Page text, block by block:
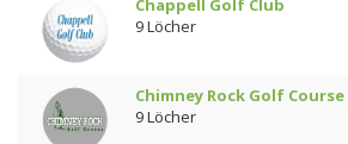
9 Löcher
Chimney Rock Golf Course
9 Löcher